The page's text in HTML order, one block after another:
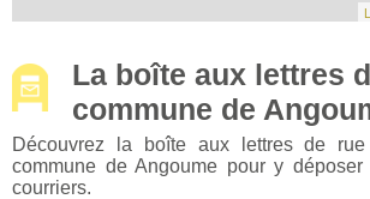
La boîte aux lettres
commune de
Découvrez la boîte aux lettres de
commune de Angoume pour y
courriers.